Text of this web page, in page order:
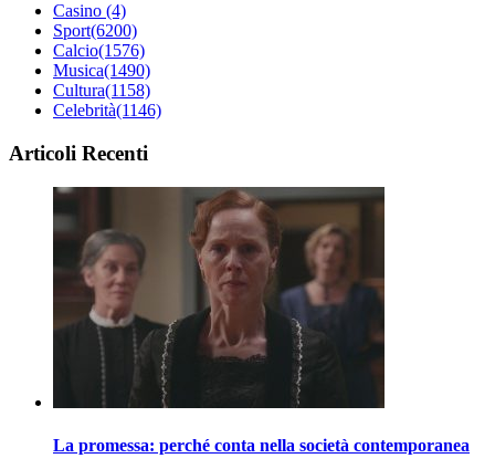
Casino (4)
Sport(6200)
Calcio(1576)
Musica(1490)
Cultura(1158)
Celebrità(1146)
Articoli Recenti
La promessa: perché conta nella società contemporanea